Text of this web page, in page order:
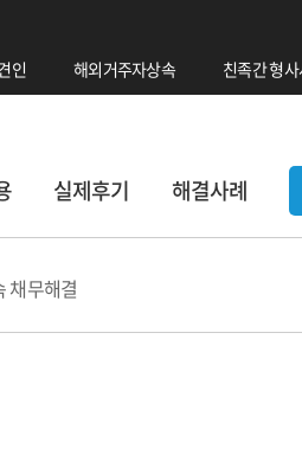
인 해외거주자상속 친족간 형사
실제후기 해결사례
채무해결